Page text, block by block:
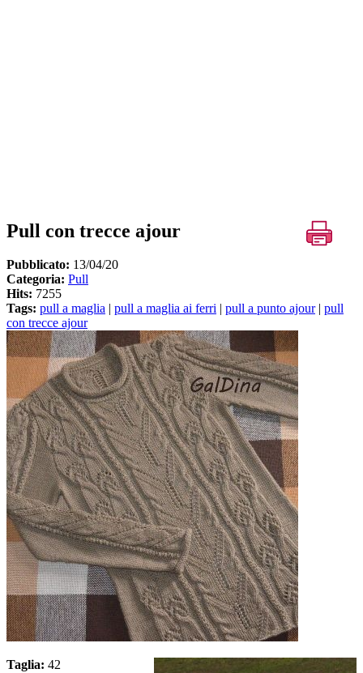
Pull con trecce ajour
Pubblicato: 13/04/20
Categoria: Pull
Hits: 7255
Tags: pull a maglia pull a maglia ai ferri pull a punto ajour| pull
con trecce ajour
Taglia: 42